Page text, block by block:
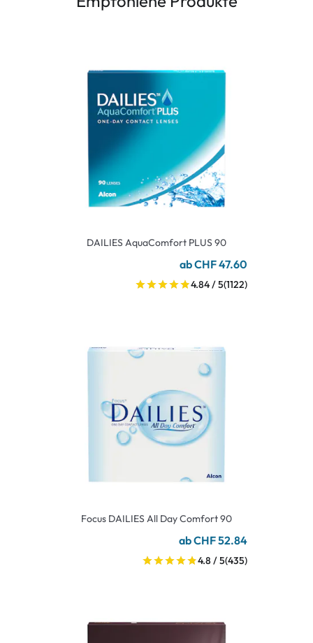
DAILIES AquaComfort PLUS 90
ab CHF 47.60
4.84 / 5(1122)
Focus DAILIES All Day Comfort 90
ab CHF 52.84
4.8 / 5(435)